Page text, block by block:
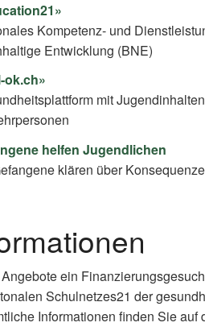
Kompetenz- und
Entwicklung (BNE)
ok.ch»
mit
helfen Jugendlichen
klären über
ein
Schulnetzes21 der
Informationen finden Sie auf